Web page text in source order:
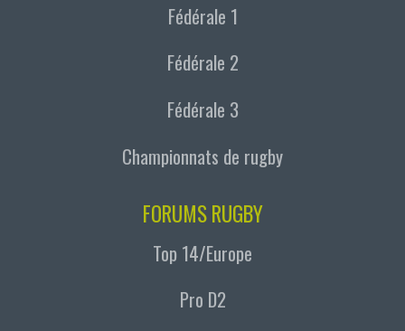
Fédérale 1
Fédérale 2
Fédérale 3
Championnats de rugby
FORUMS RUGBY
Top 14/Europe
Pro D2